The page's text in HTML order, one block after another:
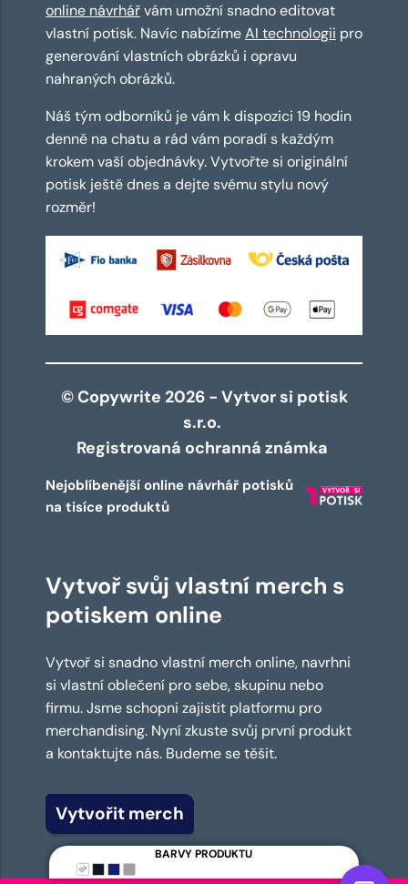
BARVY PRODUKTU
online návrhářvám umožní snadno editovat
vlastní potisk. Navíc nabízímeAI technologii pro
generování vlastních obrázků i opravu
nahraných obrázků.
Náš tým odborníků je vám k dispozici 19 hodin
denně na chatu a rád vám poradí s každým
krokem vaší objednávky. Vytvořte si originální
potisk ještě dnes a dejte svému stylu nový
rozměr!
© Copywrite 2026 - Vytvor si potisk
s.r.o.
Registrovaná ochranná známka
Nejoblíbenější online návrhář potisků
na tisíce produktů
Vytvoř svůj vlastní merch s
potiskem online
Vytvoř si snadno vlastní merch online, navrhni
si vlastní oblečení pro sebe, skupinu nebo
firmu. Jsme schopni zajistit platformu pro
merchandising. Nyní zkuste svůj první produkt
a kontaktujte nás. Budeme se těšit.
Vytvořit merch